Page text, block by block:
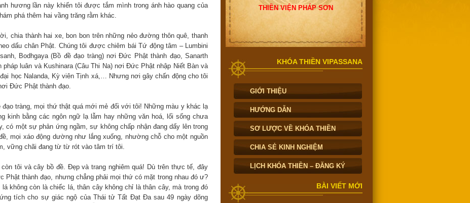
hương lần này khiến tôi được tắm mình trong ánh hào quang của
phá thêm hai vầng trăng rằm khác.
chia thành hai xe, bon bon trên những nẻo đường thôn quê, thanh
dấu chân Phật. Chúng tôi được chiêm bái Tứ động tâm – Lumbini
Bodhgaya (Bồ đề đạo tràng) nơi Đức Phật thành đạo, Sanarth
luân và Kushinara (Câu Thi Na) nơi Đức Phật nhập Niết Bàn và
học Nalanda, Kỳ viên Tịnh xá,… Nhưng nơi gây chấn động cho tôi
Đức Phật thành đạo.
tràng, mọi thứ thật quá mới mẻ đối với tôi! Những màu y khác lạ
kinh bằng các ngôn ngữ lạ lẫm hay những văn hoá, lối sống chưa
có một sự phản ứng ngầm, sự không chấp nhận đang dấy lên trong
mọi xáo động dường như lắng xuống, nhường chỗ cho một nguồn
vững chãi đang từ từ rót vào tâm trí tôi.
tôi và cây bồ đề. Đẹp và trang nghiêm quá! Dù trên thực tế, đây
Phật thành đạo, nhưng chẳng phải mọi thứ có mặt trong nhau đó ư?
không còn là chiếc lá, thân cây không chỉ là thân cây, mà trong đó
tích cho sự giác ngộ của Thái tử Tất Đạt Đa sau 49 ngày dõng
THIỀN VIỆN PHÁP SƠN
KHÓA THIỀN VIPASSANA
GIỚI THIỆU
HƯỚNG DẪN
SƠ LƯỢC VỀ KHÓA THIỀN
CHIA SẺ KINH NGHIỆM
LỊCH KHÓA THIỀN – ĐĂNG KÝ
BÀI VIẾT MỚI